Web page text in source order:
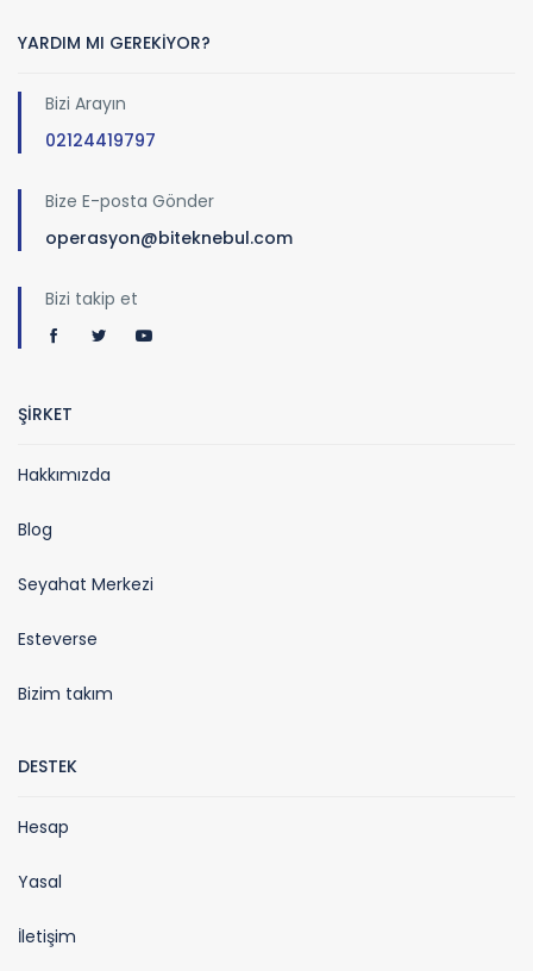
YARDIM MI GEREKİYOR?
Bizi Arayın
02124419797
Bize E-posta Gönder
operasyon@biteknebul.com
Bizi takip et
ŞİRKET
Hakkımızda
Blog
Seyahat Merkezi
Esteverse
Bizim takım
DESTEK
Hesap
Yasal
İletişim